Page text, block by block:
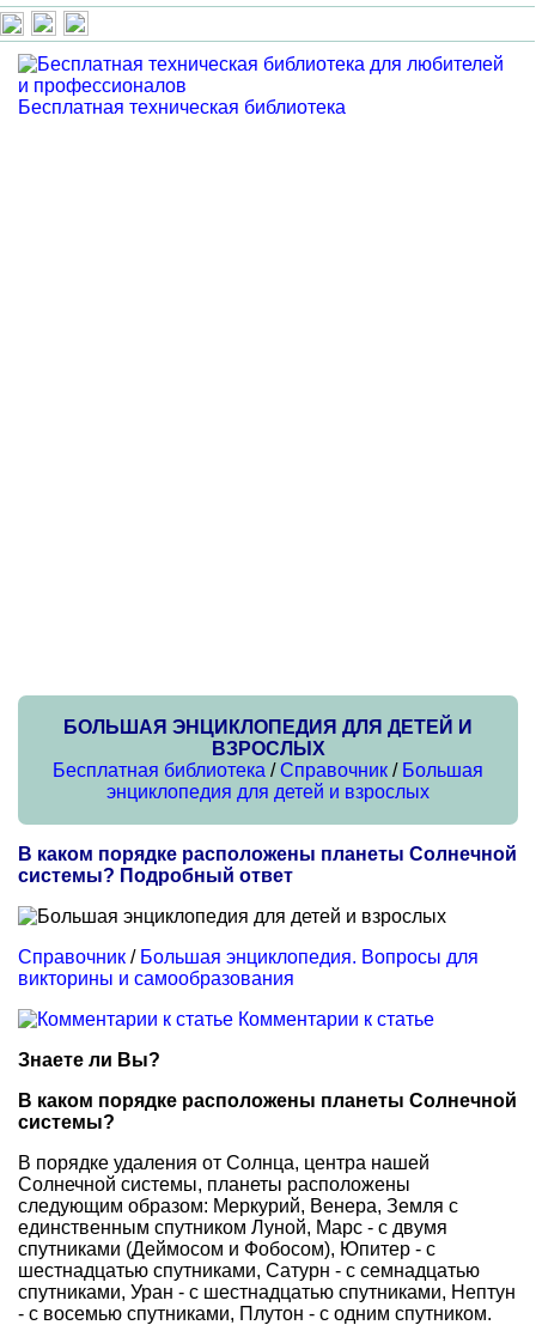
Бесплатная техническая библиотека
БОЛЬШАЯ ЭНЦИКЛОПЕДИЯ ДЛЯ ДЕТЕЙ И
ВЗРОСЛЫХ
Бесплатная библиотека /Справочник / Большая
энциклопедия для детей и взрослых
В каком порядке расположены планеты Солнечной
системы? Подробный ответ
Справочник / Большая энциклопедия. Вопросы для
викторины и самообразования
Комментарии к статье
Знаете ли Вы?
В каком порядке расположены планеты Солнечной
системы?
В порядке удаления от Солнца, центра нашей
Солнечной системы, планеты расположены
следующим образом: Меркурий, Венера, Земля с
единственным спутником Луной, Марс - с двумя
спутниками (Деймосом и Фобосом), Юпитер - с
шестнадцатью спутниками, Сатурн - с семнадцатью
спутниками, Уран - с шестнадцатью спутниками, Нептун
- с восемью спутниками, Плутон - с одним спутником.